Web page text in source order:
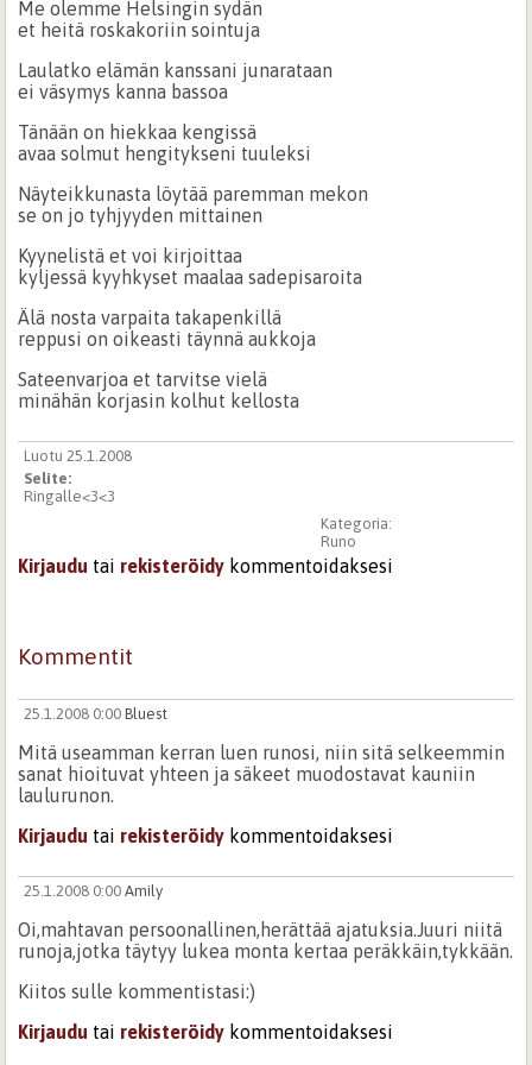
Me olemme Helsingin sydän
et heitä roskakoriin sointuja
Laulatko elämän kanssani junarataan
ei väsymys kanna bassoa
Tänään on hiekkaa kengissä
avaa solmut hengitykseni tuuleksi
Näyteikkunasta löytää paremman mekon
se on jo tyhjyyden mittainen
Kyynelistä et voi kirjoittaa
kyljessä kyyhkyset maalaa sadepisaroita
Älä nosta varpaita takapenkillä
reppusi on oikeasti täynnä aukkoja
Sateenvarjoa et tarvitse vielä
minähän korjasin kolhut kellosta
Luotu 25.1.2008
Selite:
Ringalle<3<3
Kategoria:
Runo
Kirjaudu tai rekisteröidy kommentoidaksesi
Kommentit
25.1.2008 0:00 Bluest
Mitä useamman kerran luen runosi, niin sitä selkeemmin
sanat hioituvat yhteen ja säkeet muodostavat kauniin
laulurunon.
Kirjaudu tai rekisteröidy kommentoidaksesi
25.1.2008 0:00 Amily
Oi,mahtavan persoonallinen,herättää ajatuksia.Juuri niitä
runoja,jotka täytyy lukea monta kertaa peräkkäin,tykkään.
Kiitos sulle kommentistasi:)
Kirjaudu tai rekisteröidy kommentoidaksesi